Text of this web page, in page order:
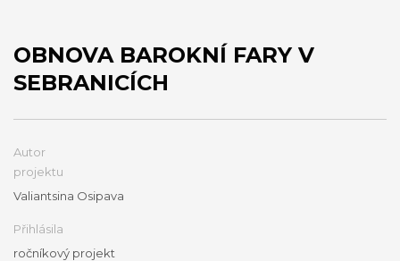
OBNOVA BAROKNÍ FARY V
SEBRANICÍCH
Autor
projektu
Valiantsina Osipava
Přihlásila
ročníkový projekt